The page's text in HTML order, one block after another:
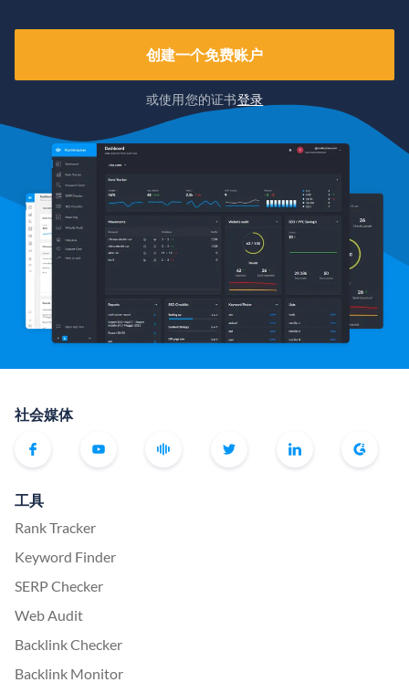
创建一个免费账户
或使用您的证书登录
社会媒体
工具
Rank Tracker
Keyword Finder
SERP Checker
Web Audit
Backlink Checker
Backlink Monitor